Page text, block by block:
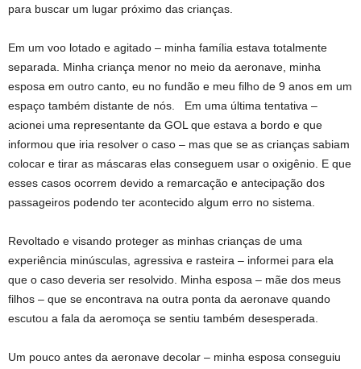
para buscar um lugar próximo das crianças.
Em um voo lotado e agitado – minha família estava totalmente
separada. Minha criança menor no meio da aeronave, minha
esposa em outro canto, eu no fundão e meu filho de 9 anos em um
espaço também distante de nós. Em uma última tentativa –
acionei uma representante da GOL que estava a bordo e que
informou que iria resolver o caso – mas que se as crianças sabiam
colocar e tirar as máscaras elas conseguem usar o oxigênio. E que
esses casos ocorrem devido a remarcação e antecipação dos
passageiros podendo ter acontecido algum erro no sistema.
Revoltado e visando proteger as minhas crianças de uma
experiência minúsculas, agressiva e rasteira – informei para ela
que o caso deveria ser resolvido. Minha esposa – mãe dos meus
filhos – que se encontrava na outra ponta da aeronave quando
escutou a fala da aeromoça se sentiu também desesperada.
Um pouco antes da aeronave decolar – minha esposa conseguiu